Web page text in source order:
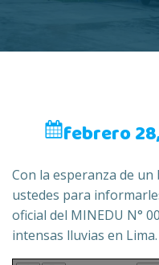
febrero
Con la esperanza de
ustedes para
oficial del MINEDU N°
intensas lluvias en Lima.